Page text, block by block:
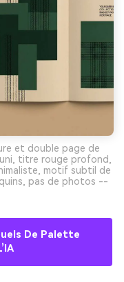
et double page de
titre rouge profond,
motif subtil de
pas de photos --
De Palette